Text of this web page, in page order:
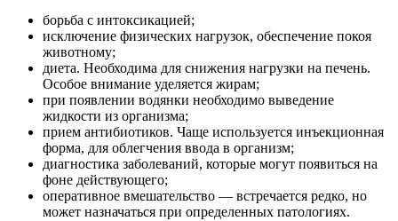
борьба с интоксикацией;
исключение физических нагрузок, обеспечение покоя
животному;
диета. Необходима для снижения нагрузки на печень.
Особое внимание уделяется жирам;
при появлении водянки необходимо выведение
жидкости из организма;
прием антибиотиков. Чаще используется инъекционная
форма, для облегчения ввода в организм;
диагностика заболеваний, которые могут появиться на
фоне действующего;
оперативное вмешательство — встречается редко, но
может назначаться при определенных патологиях.